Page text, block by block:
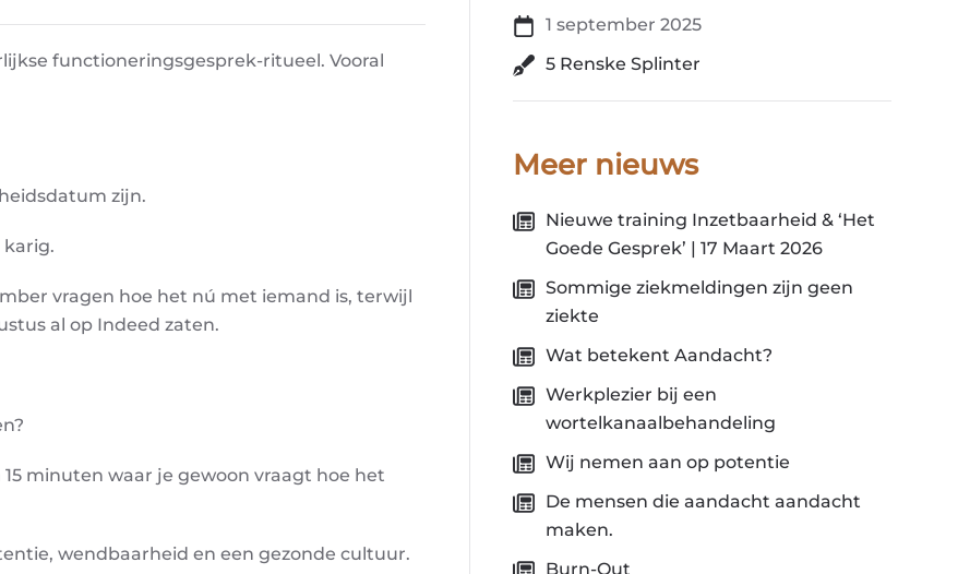
functioneringsgesprek-ritueel. Vooral
zijn.
vragen hoe het nú met iemand is, terwijl
al op Indeed zaten.
minuten waar je gewoon vraagt hoe het
wendbaarheid en een gezonde cultuur.
1 september 2025
5 Renske Splinter
Meer nieuws
Nieuwe training Inzetbaarheid & ‘Het
Goede Gesprek’ | 17 Maart 2026
Sommige ziekmeldingen zijn geen
ziekte
Wat betekent Aandacht?
Werkplezier bij een
wortelkanaalbehandeling
Wij nemen aan op potentie
De mensen die aandacht aandacht
maken.
Burn-Out